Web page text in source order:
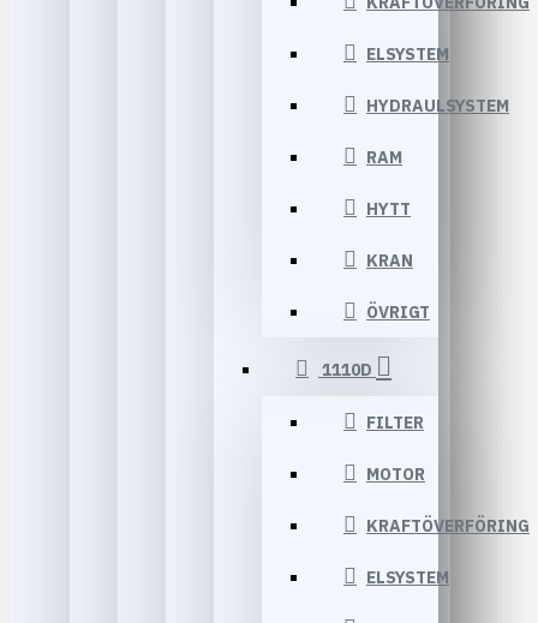
ELSYSTEM
HYDRAULSYSTEM
RAM
HYTT
KRAN
ÖVRIGT
1110D
FILTER
MOTOR
KRAFTÖVERFÖRING
ELSYSTEM